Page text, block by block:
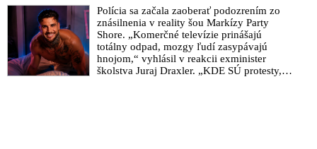
Polícia sa začala zaoberať podozrením zo
znásilnenia v reality šou Markízy Party
Shore. „Komerčné televízie prinášajú
totálny odpad, mozgy ľudí zasypávajú
hnojom,“ vyhlásil v reakcii exminister
školstva Juraj Draxler. „KDE SÚ protesty,